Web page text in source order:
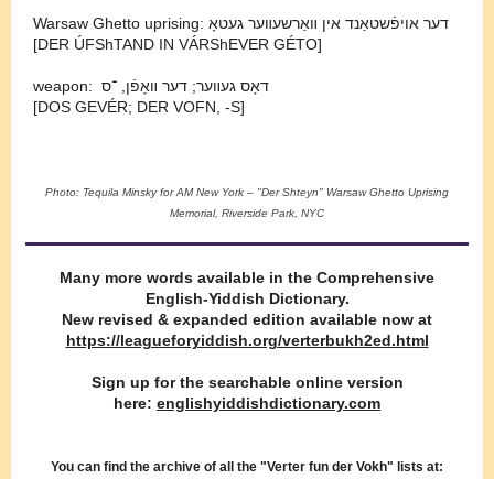
Warsaw Ghetto uprising: דער אויפֿשטאַנד אין װאַרשעװער געטאָ
[DER ÚFShTAND IN VÁRShEVER GÉTO]
weapon: דאָס געװער; דער װאָפֿן, ־⁠ס
[DOS GEVÉR; DER VOFN, -⁠S]
Photo: Tequila Minsky for AM New York – "Der Shteyn" Warsaw Ghetto Uprising
Memorial, Riverside Park, NYC
Many more words available in the Comprehensive
‭English-Yiddish Dictionary.
New revised & expanded edition available now at
https://leagueforyiddish.org/verterbukh2ed.html
Sign up for the searchable online version
here: englishyiddishdictionary.com
You can find the archive of all the "Verter fun der Vokh" lists at: